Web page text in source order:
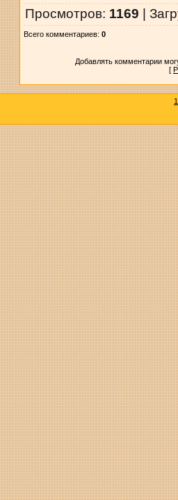
Просмотров: 1169 |
Всего комментариев: 0
Добавлять комментарии
[